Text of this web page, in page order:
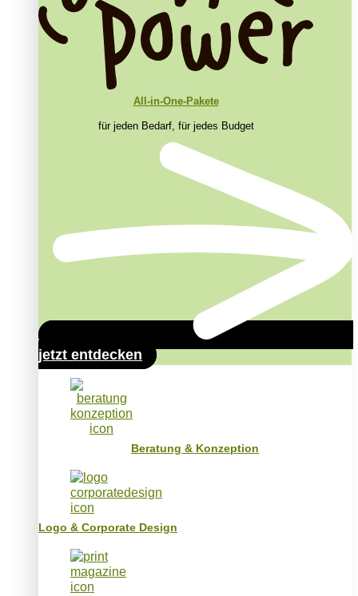
All-in-One-Pakete
für jeden Bedarf, für jedes Budget
jetzt entdecken
Beratung & Konzeption
Logo & Corporate Design